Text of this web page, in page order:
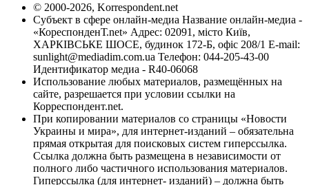
© 2000-2026, Korrespondent.net
Субъект в сфере онлайн-медиа Название онлайн-медиа -
«КореспонденТ.net» Адрес: 02091, місто Київ,
ХАРКІВСЬКЕ ШОСЕ, будинок 172-Б, офіс 208/1 E-mail:
sunlight@mediadim.com.ua Телефон: 044-205-43-00
Идентификатор медиа - R40-06068
Использование любых материалов, размещённых на
сайте, разрешается при условии ссылки на
Корреспондент.net.
При копировании материалов со страницы «Новости
Украины и мира», для интернет-изданий – обязательна
прямая открытая для поисковых систем гиперссылка.
Ссылка должна быть размещена в независимости от
полного либо частичного использования материалов.
Гиперссылка (для интернет- изданий) – должна быть